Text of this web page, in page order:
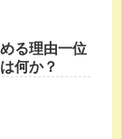
る理由一位
何か？